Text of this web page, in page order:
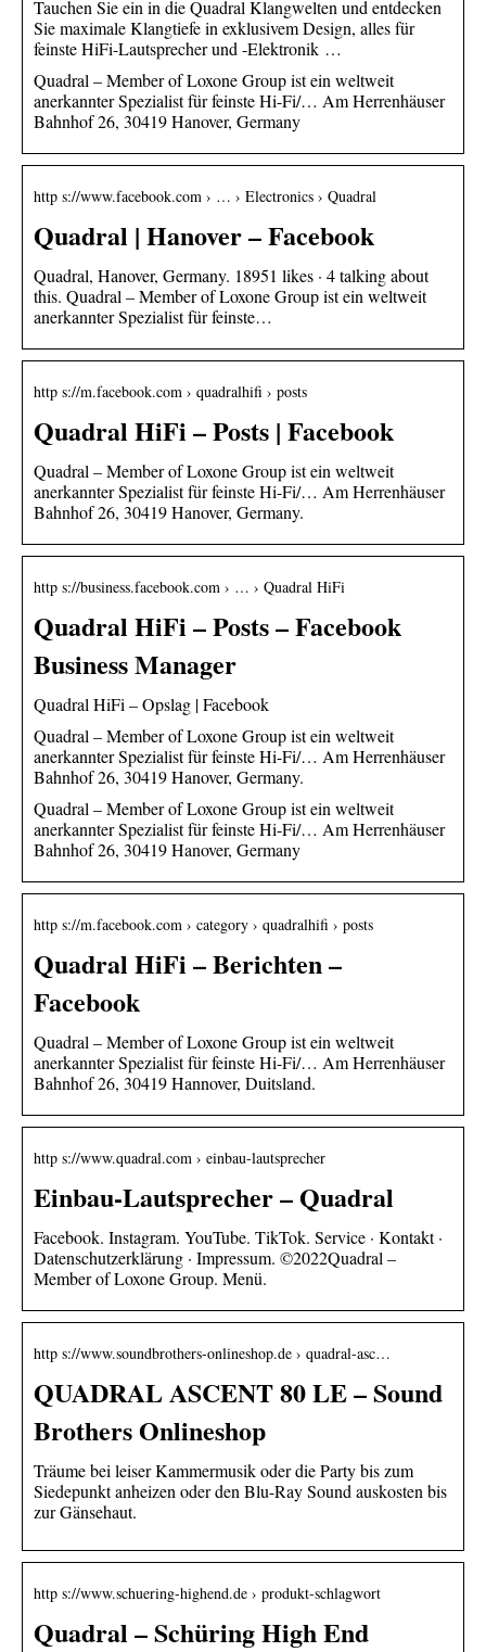
Tauchen Sie ein in die Quadral Klangwelten und entdecken
Sie maximale Klangtiefe in exklusivem Design, alles für
feinste HiFi-Lautsprecher und -Elektronik …
Quadral – Member of Loxone Group ist ein weltweit
anerkannter Spezialist für feinste Hi-Fi/… Am Herrenhäuser
Bahnhof 26, 30419 Hanover, Germany
http s://www.facebook.com › … › Electronics › Quadral
Quadral | Hanover – Facebook
Quadral, Hanover, Germany. 18951 likes · 4 talking about
this. Quadral – Member of Loxone Group ist ein weltweit
anerkannter Spezialist für feinste…
http s://m.facebook.com › quadralhifi › posts
Quadral HiFi – Posts | Facebook
Quadral – Member of Loxone Group ist ein weltweit
anerkannter Spezialist für feinste Hi-Fi/… Am Herrenhäuser
Bahnhof 26, 30419 Hanover, Germany.
http s://business.facebook.com › … › Quadral HiFi
Quadral HiFi – Posts – Facebook
Business Manager
Quadral HiFi – Opslag | Facebook
Quadral – Member of Loxone Group ist ein weltweit
anerkannter Spezialist für feinste Hi-Fi/… Am Herrenhäuser
Bahnhof 26, 30419 Hanover, Germany.
Quadral – Member of Loxone Group ist ein weltweit
anerkannter Spezialist für feinste Hi-Fi/… Am Herrenhäuser
Bahnhof 26, 30419 Hanover, Germany
http s://m.facebook.com › category › quadralhifi › posts
Quadral HiFi – Berichten –
Facebook
Quadral – Member of Loxone Group ist ein weltweit
anerkannter Spezialist für feinste Hi-Fi/… Am Herrenhäuser
Bahnhof 26, 30419 Hannover, Duitsland.
http s://www.quadral.com › einbau-lautsprecher
Einbau-Lautsprecher – Quadral
Facebook. Instagram. YouTube. TikTok. Service · Kontakt ·
Datenschutzerklärung · Impressum. ©2022Quadral –
Member of Loxone Group. Menü.
http s://www.soundbrothers-onlineshop.de › quadral-asc…
QUADRAL ASCENT 80 LE – Sound
Brothers Onlineshop
Träume bei leiser Kammermusik oder die Party bis zum
Siedepunkt anheizen oder den Blu-Ray Sound auskosten bis
zur Gänsehaut.
http s://www.schuering-highend.de › produkt-schlagwort
Quadral – Schüring High End